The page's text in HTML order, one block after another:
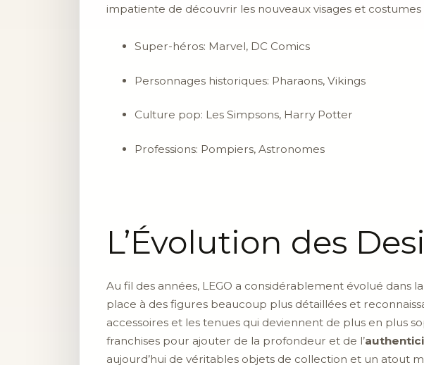
impatiente de découvrir les nouveaux visages et
Super-héros: Marvel, DC Comics
Personnages historiques: Pharaons, Vikings
Culture pop: Les Simpsons, Harry Potter
Professions: Pompiers, Astronomes
L’Évolution des
Au fil des années, LEGO a considérablement évolué dans
place à des figures beaucoup plus détaillées et
accessoires et les tenues qui deviennent de plus en plus
franchises pour ajouter de la profondeur et de l’
aujourd’hui de véritables objets de collection et un atout